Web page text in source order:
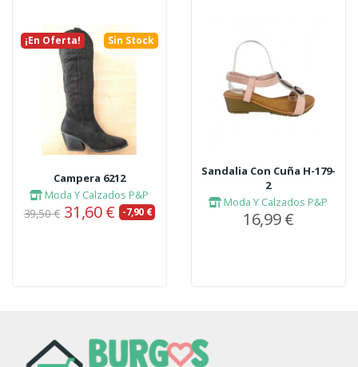
¡En Oferta! Sin Stock
Campera 6212
Moda Y Calzados P&P
39,50 € 31,60 € -7,90 €
Sandalia Con Cuña H-179-
2
Moda Y Calzados P&P
16,99 €